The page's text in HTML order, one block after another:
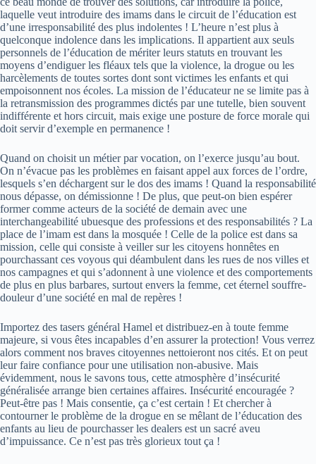
laquelle veut introduire des imams dans le circuit de l’éducation est
d’une irresponsabilité des plus indolentes ! L’heure n’est plus à
quelconque indolence dans les implications. Il appartient aux seuls
personnels de l’éducation de mériter leurs statuts en trouvant les
moyens d’endiguer les fléaux tels que la violence, la drogue ou les
harcèlements de toutes sortes dont sont victimes les enfants et qui
empoisonnent nos écoles. La mission de l’éducateur ne se limite pas à
la retransmission des programmes dictés par une tutelle, bien souvent
indifférente et hors circuit, mais exige une posture de force morale qui
doit servir d’exemple en permanence !
Quand on choisit un métier par vocation, on l’exerce jusqu’au bout.
On n’évacue pas les problèmes en faisant appel aux forces de l’ordre,
lesquels s’en déchargent sur le dos des imams ! Quand la responsabilité
nous dépasse, on démissionne ! De plus, que peut-on bien espérer
former comme acteurs de la société de demain avec une
interchangeabilité ubuesque des professions et des responsabilités ? La
place de l’imam est dans la mosquée ! Celle de la police est dans sa
mission, celle qui consiste à veiller sur les citoyens honnêtes en
pourchassant ces voyous qui déambulent dans les rues de nos villes et
nos campagnes et qui s’adonnent à une violence et des comportements
de plus en plus barbares, surtout envers la femme, cet éternel souffre-
douleur d’une société en mal de repères !
Importez des tasers général Hamel et distribuez-en à toute femme
majeure, si vous êtes incapables d’en assurer la protection! Vous verrez
alors comment nos braves citoyennes nettoieront nos cités. Et on peut
leur faire confiance pour une utilisation non-abusive. Mais
évidemment, nous le savons tous, cette atmosphère d’insécurité
généralisée arrange bien certaines affaires. Insécurité encouragée ?
Peut-être pas ! Mais consentie, ça c’est certain ! Et chercher à
contourner le problème de la drogue en se mêlant de l’éducation des
enfants au lieu de pourchasser les dealers est un sacré aveu
d’impuissance. Ce n’est pas très glorieux tout ça !